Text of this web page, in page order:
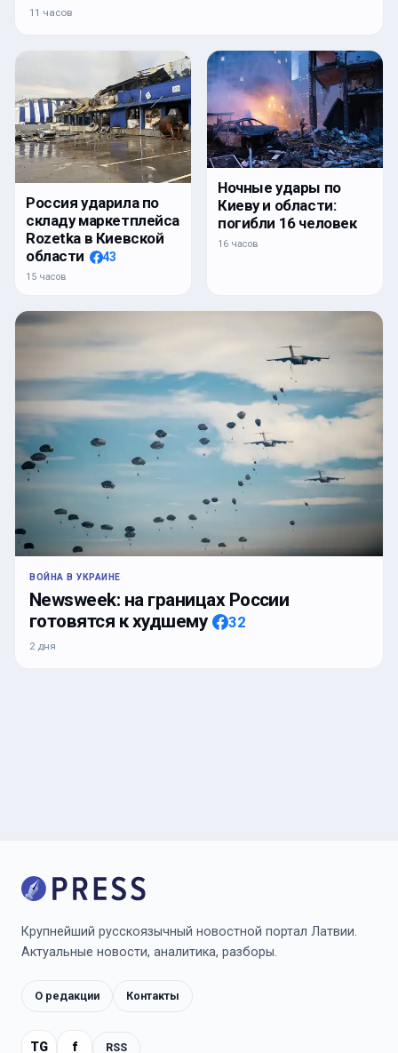
11 часов
Россия ударила по
складу маркетплейса
Rozetka в Киевской
области
43
15 часов
Ночные удары по
Киеву и области:
погибли 16 человек
16 часов
ВОЙНА В УКРАИНЕ
Newsweek: на границах России
готовятся к худшему
32
2 дня
Крупнейший русскоязычный новостной портал Латвии.
Актуальные новости, аналитика, разборы.
О редакции Контакты
TG f RSS